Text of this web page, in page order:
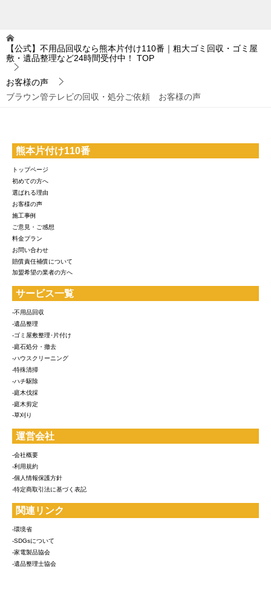
【公式】不用品回収なら熊本片付け110番｜粗大ゴミ回収・ゴミ屋
敷・遺品整理など24時間受付中！
TOP
お客様の声
ブラウン管テレビの回収・処分ご依頼 お客様の声
熊本片付け110番
トップページ
初めての方へ
選ばれる理由
お客様の声
施工事例
ご意見・ご感想
料金プラン
お問い合わせ
賠償責任補償について
加盟希望の業者の方へ
サービス一覧
-不用品回収
-遺品整理
-ゴミ屋敷整理･片付け
-庭石処分・撤去
-ハウスクリーニング
-特殊清掃
-ハチ駆除
-庭木伐採
-庭木剪定
-草刈り
運営会社
-会社概要
-利用規約
-個人情報保護方針
-特定商取引法に基づく表記
関連リンク
-環境省
-SDGsについて
-家電製品協会
-遺品整理士協会